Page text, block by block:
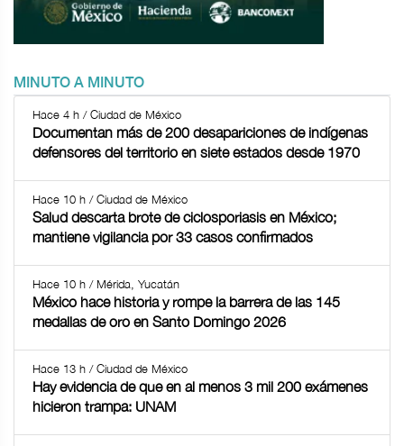
MINUTO A MINUTO
Hace 4 h / Ciudad de México
Documentan más de 200 desapariciones de indígenas
defensores del territorio en siete estados desde 1970
Hace 10 h / Ciudad de México
Salud descarta brote de ciclosporiasis en México;
mantiene vigilancia por 33 casos confirmados
Hace 10 h / Mérida, Yucatán
México hace historia y rompe la barrera de las 145
medallas de oro en Santo Domingo 2026
Hace 13 h / Ciudad de México
Hay evidencia de que en al menos 3 mil 200 exámenes
hicieron trampa: UNAM